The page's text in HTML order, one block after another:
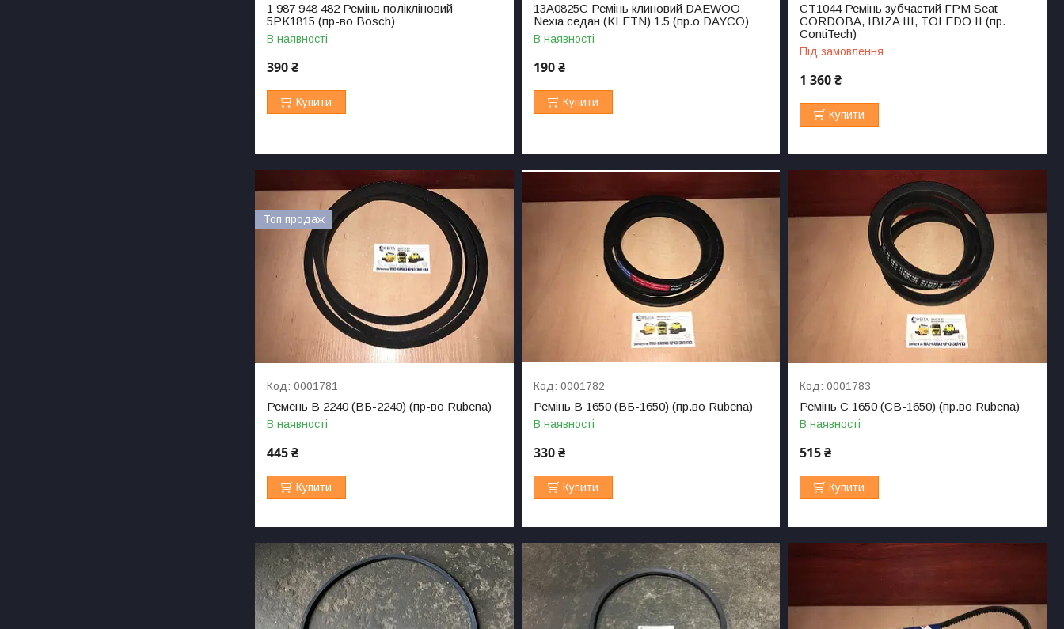
1 987 948 482 Ремінь полікліновий
5PK1815 (пр-во Bosch)
В наявності
390 ₴
Купити
13A0825C Ремінь клиновий DAEWOO
Nexia седан (KLETN) 1.5 (пр.о DAYCO)
В наявності
190 ₴
Купити
CT1044 Ремінь зубчастий ГРМ Seat
CORDOBA, IBIZA III, TOLEDO II (пр.
ContiTech)
Під замовлення
1 360 ₴
Купити
Топ продаж
0001781
Ремень B 2240 (ВБ-2240) (пр-во Rubena)
В наявності
445 ₴
Купити
0001782
Ремінь В 1650 (ВБ-1650) (пр.во Rubena)
В наявності
330 ₴
Купити
0001783
Ремінь C 1650 (СВ-1650) (пр.во Rubena)
В наявності
515 ₴
Купити